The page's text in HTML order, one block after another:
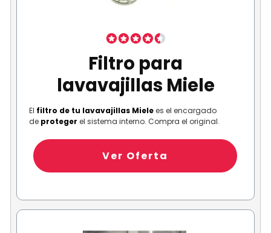
Filtro para
lavavajillas Miele
El filtro de tu lavavajillas Mielees el encargado
de proteger el sistema interno. Compra el original.
Ver Oferta